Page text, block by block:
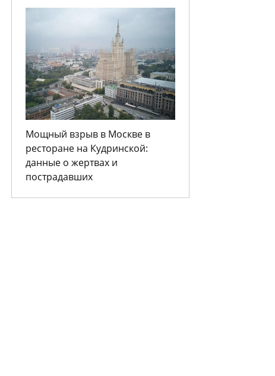
Мощный взрыв в Москве в
ресторане на Кудринской:
данные о жертвах и
пострадавших